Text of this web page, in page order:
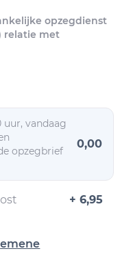
opzegdienst
relatie met
uur, vandaag
opzegbrief
0,00
+ 6,95